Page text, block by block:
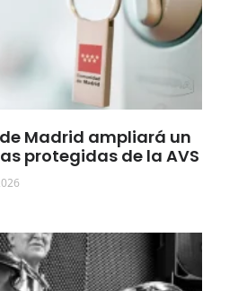
Madrid ampliará un
protegidas de la AVS